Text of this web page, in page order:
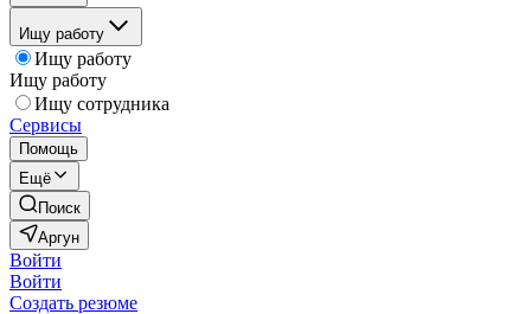
Ищу работу
Ищу работу
Ищу работу
Ищу сотрудника
Сервисы
Помощь
Ещё
Поиск
Аргун
Войти
Войти
Создать резюме